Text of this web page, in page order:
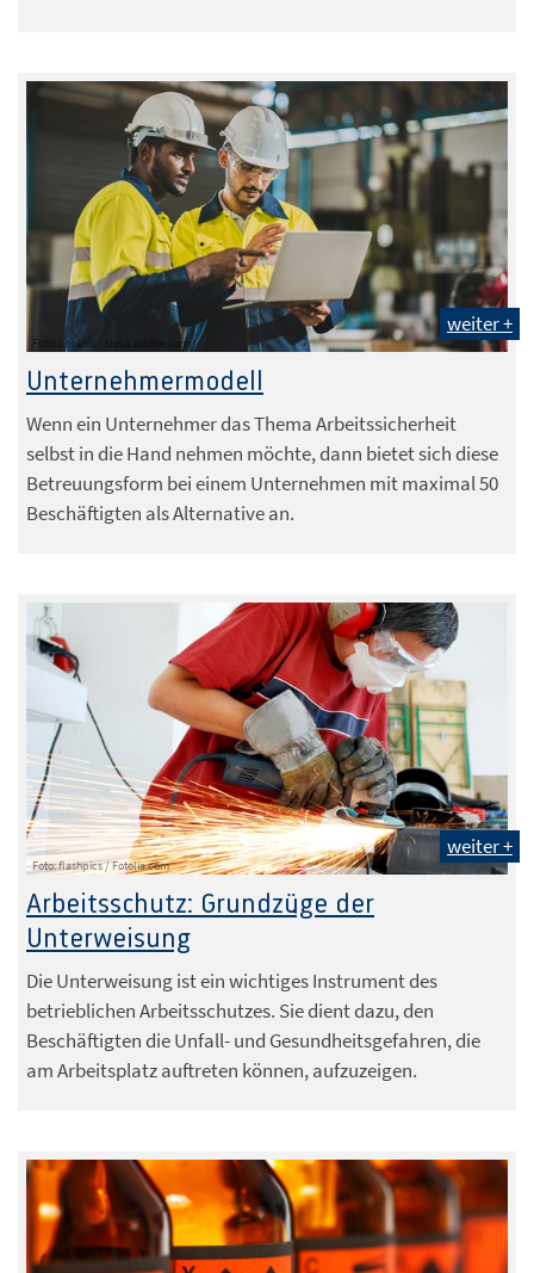
Foto: chokniti - stock.adobe.com
weiter +
Unternehmermodell
Wenn ein Unternehmer das Thema Arbeitssicherheit
selbst in die Hand nehmen möchte, dann bietet sich diese
Betreuungsform bei einem Unternehmen mit maximal 50
Beschäftigten als Alternative an.
Foto: flashpics / Fotolia.com
weiter +
Arbeitsschutz: Grundzüge der
Unterweisung
Die Unterweisung ist ein wichtiges Instrument des
betrieblichen Arbeitsschutzes. Sie dient dazu, den
Beschäftigten die Unfall- und Gesundheitsgefahren, die
am Arbeitsplatz auftreten können, aufzuzeigen.